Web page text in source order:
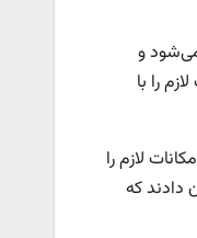
و
را با
لازم را
دادند که